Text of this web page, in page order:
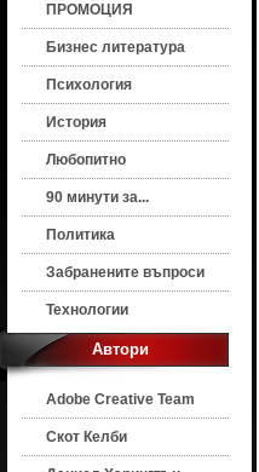
ПРОМОЦИЯ
Бизнес литература
Психология
История
Любопитно
90 минути за...
Политика
Забранените въпроси
Технологии
Автори
Adobe Creative Team
Скот Келби